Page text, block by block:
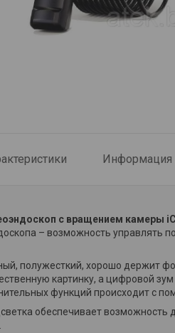
Информация
с вращением камеры
– возможность управлять
полужесткий, хорошо держит
картинку, а цифровой
функций происходит с
обеспечивает